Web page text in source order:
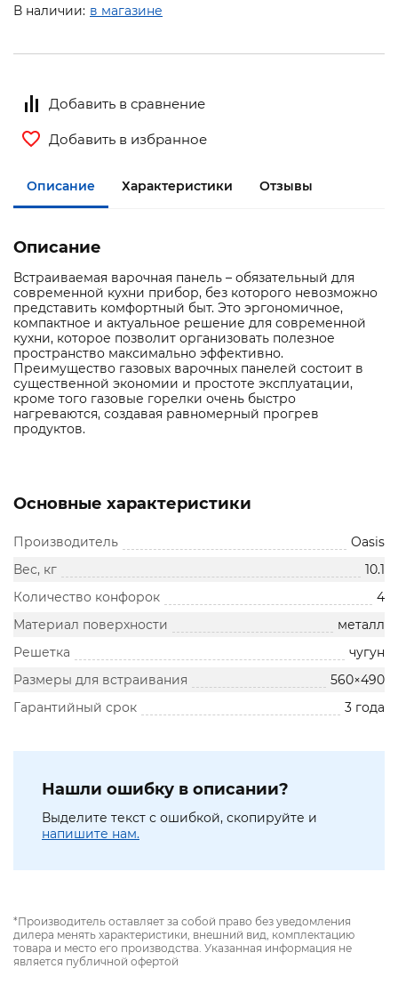
В наличии: в магазине
Добавить в сравнение
Добавить в избранное
Описание Характеристики Отзывы
Описание
Встраиваемая варочная панель – обязательный для
современной кухни прибор, без которого невозможно
представить комфортный быт. Это эргономичное,
компактное и актуальное решение для современной
кухни, которое позволит организовать полезное
пространство максимально эффективно.
Преимущество газовых варочных панелей состоит в
существенной экономии и простоте эксплуатации,
кроме того газовые горелки очень быстро
нагреваются, создавая равномерный прогрев
продуктов.
Основные характеристики
Производитель
Oasis
Вес, кг
10.1
Количество конфорок
4
Материал поверхности
металл
Решетка
чугун
Размеры для встраивания
560×490
Гарантийный срок
3 года
Нашли ошибку в описании?
Выделите текст с ошибкой, скопируйте и
напишите нам.
*Производитель оставляет за собой право без уведомления
дилера менять характеристики, внешний вид, комплектацию
товара и место его производства. Указанная информация не
является публичной офертой